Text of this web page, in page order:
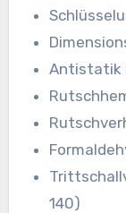
Antistatik :
140)